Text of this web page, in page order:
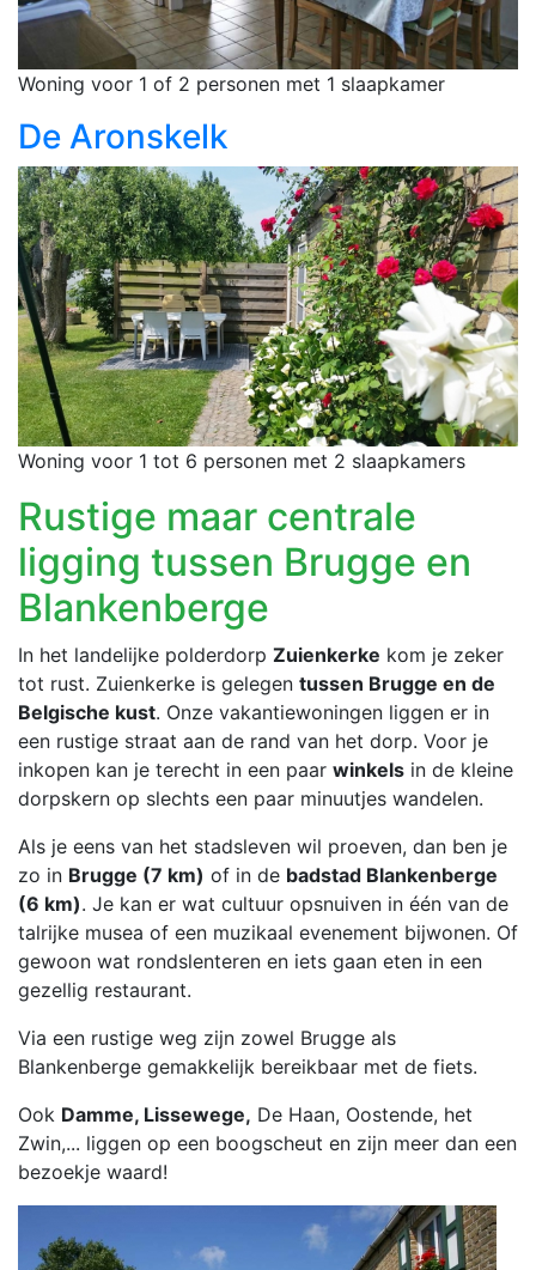
Woning voor 1 of 2 personen met 1 slaapkamer
De Aronskelk
Woning voor 1 tot 6 personen met 2 slaapkamers
Rustige maar centrale
ligging tussen Brugge en
Blankenberge
In het landelijke polderdorp Zuienkerke kom je zeker
tot rust. Zuienkerke is gelegen tussen Brugge en de
Belgische kust. Onze vakantiewoningen liggen er in
een rustige straat aan de rand van het dorp. Voor je
inkopen kan je terecht in een paar winkels in de kleine
dorpskern op slechts een paar minuutjes wandelen.
Als je eens van het stadsleven wil proeven, dan ben je
zo in Brugge (7 km) of in de badstad Blankenberge
(6 km). Je kan er wat cultuur opsnuiven in één van de
talrijke musea of een muzikaal evenement bijwonen. Of
gewoon wat rondslenteren en iets gaan eten in een
gezellig restaurant.
Via een rustige weg zijn zowel Brugge als
Blankenberge gemakkelijk bereikbaar met de fiets.
Ook Damme, Lissewege, De Haan, Oostende, het
Zwin,... liggen op een boogscheut en zijn meer dan een
bezoekje waard!